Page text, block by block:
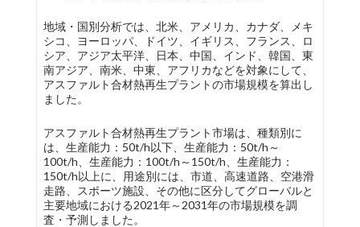
地域・国別分析では、北米、アメリカ、カナダ、メキ
シコ、ヨーロッパ、ドイツ、イギリス、フランス、ロ
シア、アジア太平洋、日本、中国、インド、韓国、東
南アジア、南米、中東、アフリカなどを対象にして、
アスファルト合材熱再生プラントの市場規模を算出し
ました。
アスファルト合材熱再生プラント市場は、種類別に
は、生産能力：50t/h以下、生産能力：50t/h～
100t/h、生産能力：100t/h～150t/h、生産能力：
150t/h以上に、用途別には、市道、高速道路、空港滑
走路、スポーツ施設、その他に区分してグローバルと
主要地域における2021年～2031年の市場規模を調
査・予測しました。